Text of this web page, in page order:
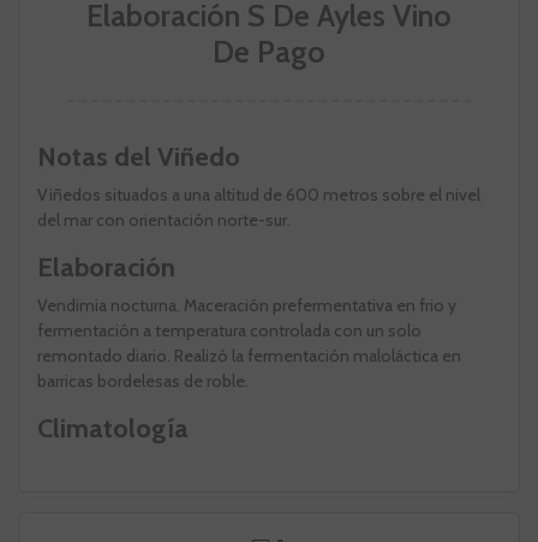
Elaboración S De Ayles Vino
De Pago
Notas del Viñedo
Viñedos situados a una altitud de 600 metros sobre el nivel
del mar con orientación norte-sur.
Elaboración
Vendimia nocturna. Maceración prefermentativa en frio y
fermentación a temperatura controlada con un solo
remontado diario. Realizó la fermentación maloláctica en
barricas bordelesas de roble.
Climatología